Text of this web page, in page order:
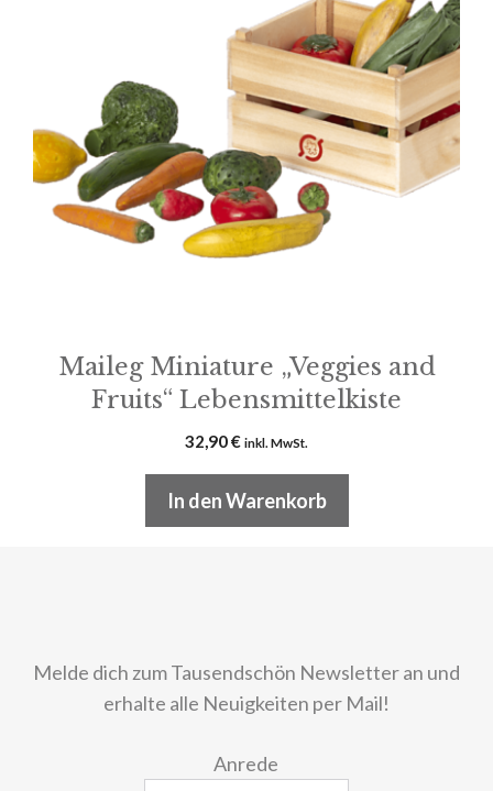
Maileg Miniature „Veggies and
Fruits“ Lebensmittelkiste
32,90€ inkl. MwSt.
In den Warenkorb
Melde dich zum Tausendschön Newsletter an und
erhalte alle Neuigkeiten per Mail!
Anrede